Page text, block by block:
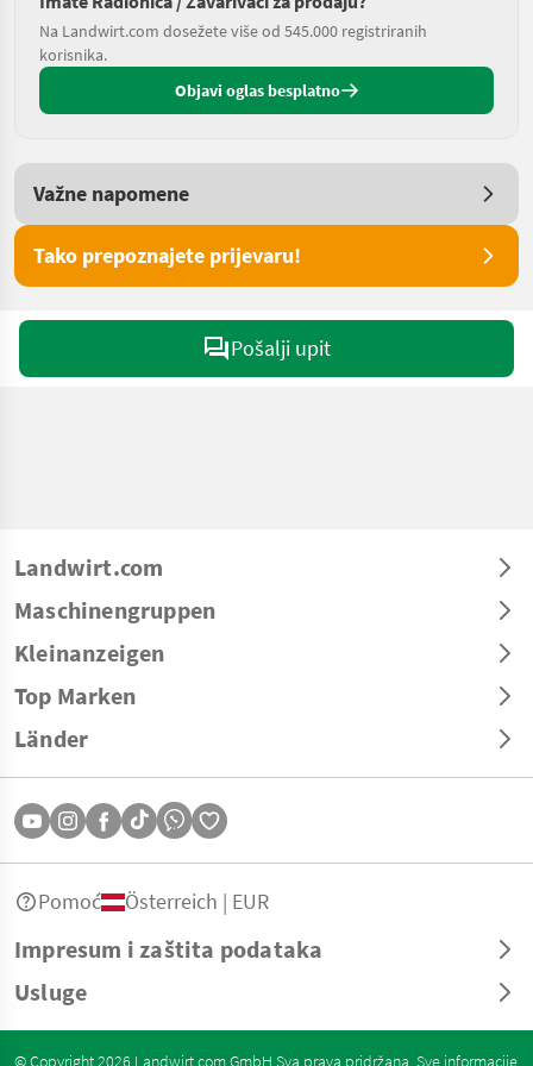
Na Landwirt.com dosežete više od 545.000 registriranih
korisnika.
Objavi oglas besplatno
Važne napomene
Tako prepoznajete prijevaru!
Pošalji upit
Landwirt.com
Maschinengruppen
Kleinanzeigen
Top Marken
Länder
Impresum i zaštita podataka
Usluge
Pomoć Österreich | EUR
© Copyright 2026 Landwirt.com GmbH Sva prava pridržana. Sve informacije